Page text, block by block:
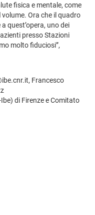
fisica e mentale, come
Ora che il quadro
quest’opera, uno dei
presso Stazioni
molto fiduciosi”,
Francesco
di Firenze e Comitato